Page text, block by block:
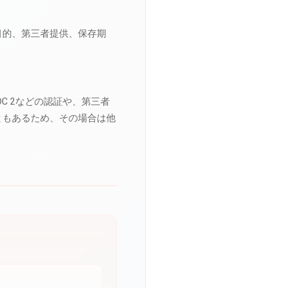
、第三者提供、保存期
2などの認証や、第三者
あるため、その場合は他